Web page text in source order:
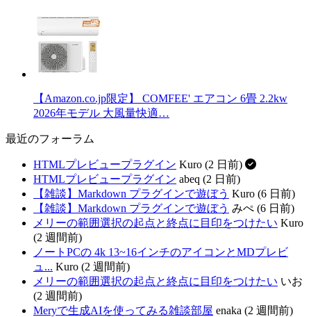
【Amazon.co.jp限定】 COMFEE' エアコン 6畳 2.2kw
2026年モデル 大風量快適…
最近のフォーラム
HTMLプレビュープラグイン Kuro (2 日前)
HTMLプレビュープラグイン abeq (2 日前)
【雑談】Markdown プラグインで遊ぼう Kuro (6 日前)
【雑談】Markdown プラグインで遊ぼう みぺ (6 日前)
メリーの範囲選択の起点と終点に目印をつけたい Kuro
(2 週間前)
ノートPCの 4k 13~16インチのアイコンとMDプレビ
ュ... Kuro (2 週間前)
メリーの範囲選択の起点と終点に目印をつけたい いお
(2 週間前)
Meryで生成AIを使ってみる雑談部屋 enaka (2 週間前)